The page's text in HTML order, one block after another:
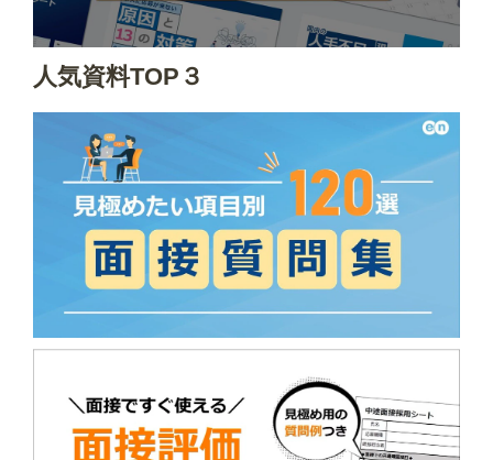
人気資料TOP３